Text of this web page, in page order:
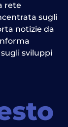
rete
sugli
notizie da
sviluppi